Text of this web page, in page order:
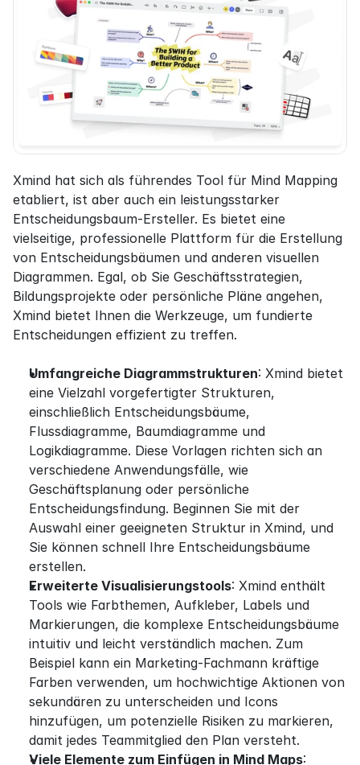
Xmind hat sich als führendes Tool für Mind Mapping
etabliert, ist aber auch ein leistungsstarker
Entscheidungsbaum-Ersteller. Es bietet eine
vielseitige, professionelle Plattform für die Erstellung
von Entscheidungsbäumen und anderen visuellen
Diagrammen. Egal, ob Sie Geschäftsstrategien,
Bildungsprojekte oder persönliche Pläne angehen,
Xmind bietet Ihnen die Werkzeuge, um fundierte
Entscheidungen effizient zu treffen.
Umfangreiche Diagrammstrukturen: Xmind bietet
eine Vielzahl vorgefertigter Strukturen,
einschließlich Entscheidungsbäume,
Flussdiagramme, Baumdiagramme und
Logikdiagramme. Diese Vorlagen richten sich an
verschiedene Anwendungsfälle, wie
Geschäftsplanung oder persönliche
Entscheidungsfindung. Beginnen Sie mit der
Auswahl einer geeigneten Struktur in Xmind, und
Sie können schnell Ihre Entscheidungsbäume
erstellen.
Erweiterte Visualisierungstools: Xmind enthält
Tools wie Farbthemen, Aufkleber, Labels und
Markierungen, die komplexe Entscheidungsbäume
intuitiv und leicht verständlich machen. Zum
Beispiel kann ein Marketing-Fachmann kräftige
Farben verwenden, um hochwichtige Aktionen von
sekundären zu unterscheiden und Icons
hinzufügen, um potenzielle Risiken zu markieren,
damit jedes Teammitglied den Plan versteht.
Viele Elemente zum Einfügen in Mind Maps: